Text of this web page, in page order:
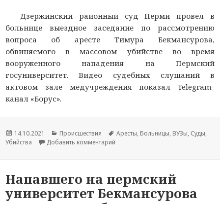
Дзержинский районный суд Перми провел в
больнице выездное заседание по рассмотрению
вопроса об аресте Тимура Бекмансурова,
обвиняемого в массовом убийстве во время
вооруженного нападения на Пермский
госуниверситет. Видео судебных слушаний в
актовом зале медучреждения показал Telegram-
канал «Борус».
Опубликовано
14.10.2021 Рубрики
Происшествия Метки
Аресты, Больницы, ВУЗы, Суды,
Убийства
Добавить комментарий
Напавшего на пермский
университет Бекмансурова